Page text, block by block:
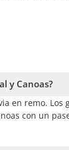
y Canoas?
en remo. Los
con un